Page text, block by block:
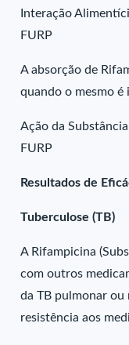
Interação
FURP
A absorção de
quando o mesmo é
Ação da
FURP
Resultados de
Tuberculose (TB)
A Rifampicina
com outros
da TB pulmonar
resistência aos